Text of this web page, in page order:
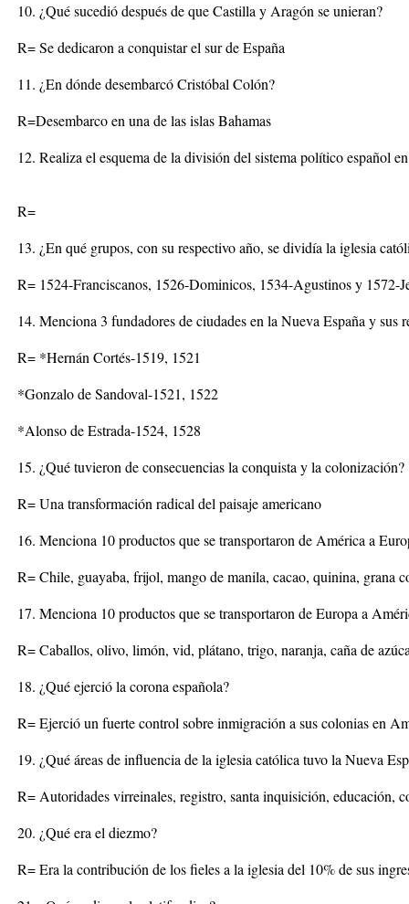
10. ¿Qué sucedió después de que Castilla y Aragón se unieran?
R= Se dedicaron a conquistar el sur de España
11. ¿En dónde desembarcó Cristóbal Colón?
R=Desembarco en una de las islas Bahamas
12. Realiza el esquema de la división del sistema político español
R=
13. ¿En qué grupos, con su respectivo año, se dividía la iglesia
R= 1524-Franciscanos, 1526-Dominicos, 1534-Agustinos y 1572-
14. Menciona 3 fundadores de ciudades en la Nueva España y sus
R= *Hernán Cortés-1519, 1521
*Gonzalo de Sandoval-1521, 1522
*Alonso de Estrada-1524, 1528
15. ¿Qué tuvieron de consecuencias la conquista y la colonización?
R= Una transformación radical del paisaje americano
16. Menciona 10 productos que se transportaron de América a
R= Chile, guayaba, frijol, mango de manila, cacao, quinina, grana
17. Menciona 10 productos que se transportaron de Europa a
R= Caballos, olivo, limón, vid, plátano, trigo, naranja, caña de
18. ¿Qué ejerció la corona española?
R= Ejerció un fuerte control sobre inmigración a sus colonias en
19. ¿Qué áreas de influencia de la iglesia católica tuvo la Nueva
R= Autoridades virreinales, registro, santa inquisición, educación,
20. ¿Qué era el diezmo?
R= Era la contribución de los fieles a la iglesia del 10% de sus